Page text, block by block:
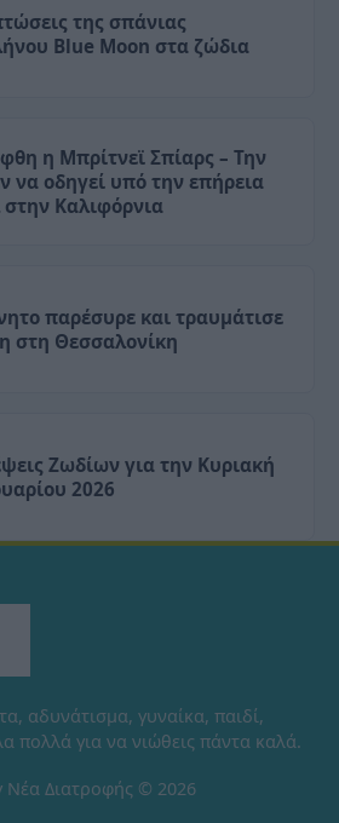
της σπάνιας
Blue Moon στα ζώδια
η Μπρίτνεϊ Σπίαρς – Την
να οδηγεί υπό την επήρεια
στην Καλιφόρνια
παρέσυρε και τραυμάτισε
στη Θεσσαλονίκη
Ζωδίων για την Κυριακή
2026
αδυνάτισμα, γυναίκα, παιδί,
πολλά για να νιώθεις πάντα καλά.
Νέα Διατροφής © 2026